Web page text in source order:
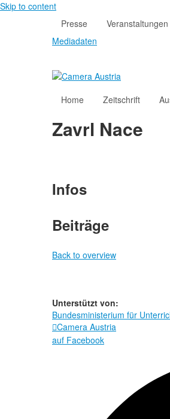
Skip to content
Presse
Veranstaltungen
Mediadaten
Home Zeitschrift
Zavrl Nace
Infos
Beiträge
Back to overview
Unterstützt von:
Bundesministerium für
Camera Austria
auf Facebook